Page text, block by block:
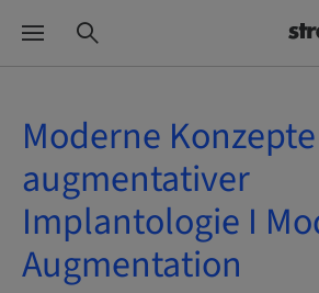
Moderne Konzepte
augmentativer
Implantologie I
Augmentation